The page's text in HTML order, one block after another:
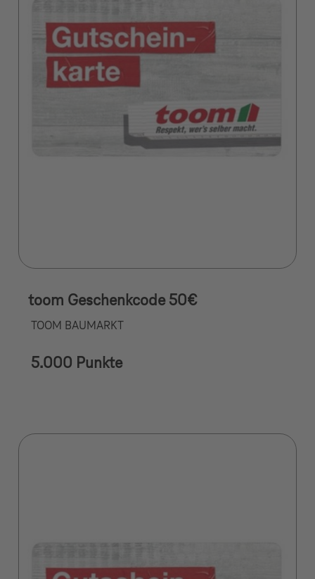
toom Geschenkcode 50€
TOOM BAUMARKT
5.000 Punkte